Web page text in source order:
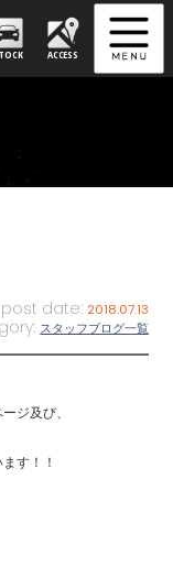
ACCESS
post date: 2018.07.13
スタッフブログ一覧
ジ及び、
す！！